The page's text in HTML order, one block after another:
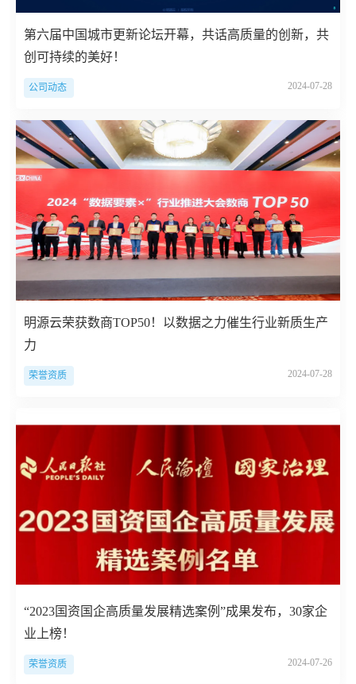
第六届中国城市更新论坛开幕，共话高质量的创新，共
创可持续的美好！
公司动态 2024-07-28
明源云荣获数商TOP50！以数据之力催生行业新质生产
力
荣誉资质 2024-07-28
“2023国资国企高质量发展精选案例”成果发布，30家企
业上榜！
荣誉资质 2024-07-26